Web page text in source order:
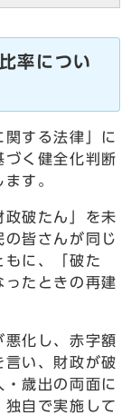
率につい
する法律」に
づく健全化判断
す。
破たん」を未
皆さんが同じ
もに、「破た
ったときの再建
化し、赤字額
言い、財政が破
歳出の両面に
自で実施して